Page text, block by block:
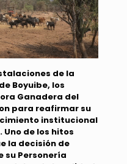
de la
Boyuibe, los
Ganadera del
para reafirmar su
institucional
de los hitos
la decisión de
su Personería